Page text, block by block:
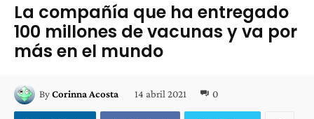
La compañía que ha entregado
100 millones de vacunas y va por
más en el mundo
ByCorinna Acosta 14 abril 2021 0